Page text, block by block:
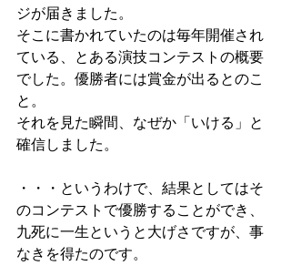
ジが届きました。
そこに書かれていたのは毎年開催され
ている、とある演技コンテストの概要
でした。優勝者には賞金が出るとのこ
と。
それを見た瞬間、なぜか「いける」と
確信しました。
・・・というわけで、結果としてはそ
のコンテストで優勝することができ、
九死に一生というと大げさですが、事
なきを得たのです。